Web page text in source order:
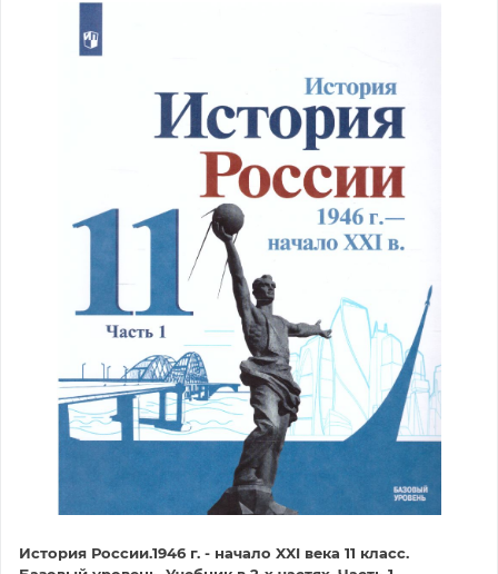
История России.1946 г. - начало XXI века 11 класс.